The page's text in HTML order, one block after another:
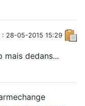
: 28-05-2015 15:29
mais dedans...